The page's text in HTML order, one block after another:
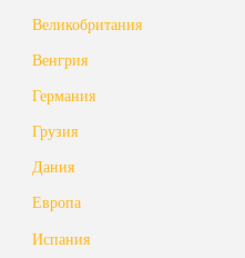
Великобритания
Венгрия
Германия
Грузия
Дания
Европа
Испания